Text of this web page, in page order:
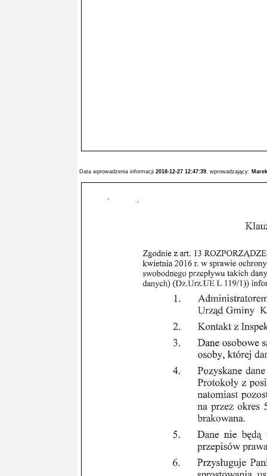
Data wprowadzenia informacji 2018-12-27 12:47:39, wprowadzający: